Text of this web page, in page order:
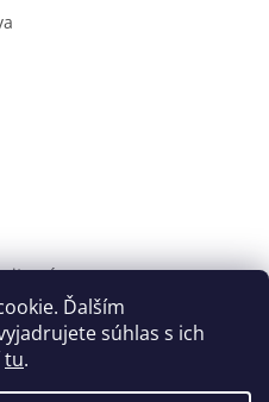
Ďalším
súhlas s ich
tu.
nás